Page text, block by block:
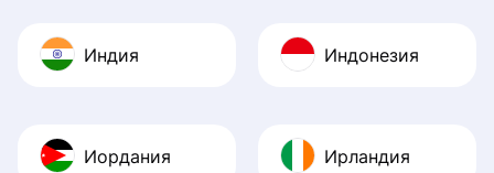
Индия Индонезия
Иордания Ирландия